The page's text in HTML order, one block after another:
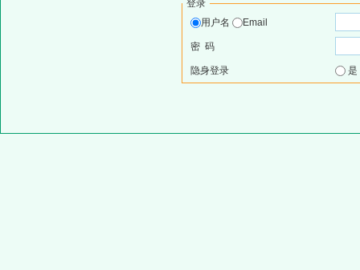
登录
用户名
Email
密 码
隐身登录